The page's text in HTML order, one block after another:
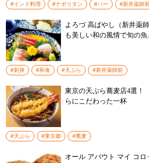
#インド料理 #ナポリタン #バー #新井薬師
よろづ 高ばやし（新井薬
も美しい和の風情で旬の
#刺身 #和食 #天ぷら #新井薬師前
東京の天ぷら蕎麦店4選
らにこだわった一杯
#天ぷら #東京都 #蕎麦
オール アバウト マイ コ